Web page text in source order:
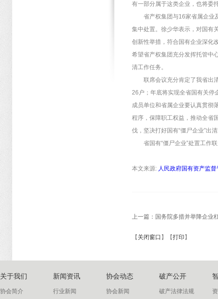
有一部分属于这类企业，也将委
省产权集团与16家省属企业及
集中处置。徐少华表示，对国有
创新性举措，符合国有企业深化
希望省产权集团充分发挥托管中
清工作任务。
联席会议充分肯定了我省出清
26户；年底将实现全省国有关停
成员单位和省属企业要认真贯彻
程序，保障职工权益，推动全省
伐，坚决打好国有“僵尸企业”出
省国有“僵尸企业”处置工作联
本文来源: 人民政府国有资产监
上一篇： 国务院多措并举降企业
【 关闭窗口 】【打印 】
关于我们
协会简介
新闻资讯
行业新闻
协会动态
协会新闻
破产公开
破产法律法规